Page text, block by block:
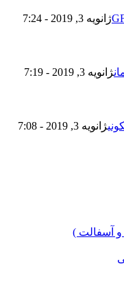
ژانویه 3, 2019 - 7:24
ژانویه 3, 2019 - 7:19
ژانویه 3, 2019 - 7:08
آسفالت )